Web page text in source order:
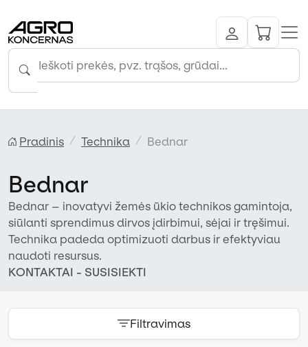
Pradinis Technika Bednar
Bednar
Bednar – inovatyvi žemės ūkio technikos gamintoja,
siūlanti sprendimus dirvos įdirbimui, sėjai ir tręšimui.
Technika padeda optimizuoti darbus ir efektyviau
naudoti resursus.
KONTAKTAI - SUSISIEKTI
Filtravimas